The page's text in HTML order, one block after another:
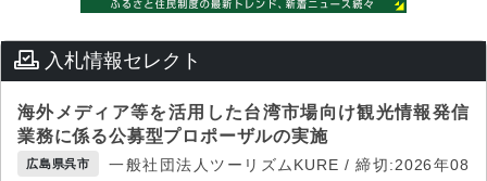
入札情報セレクト
海外メディア等を活用した台湾市場向け観光情報発信
業務に係る公募型プロポーザルの実施
広島県呉市
一般社団法人ツーリズムKURE / 締切:2026年08